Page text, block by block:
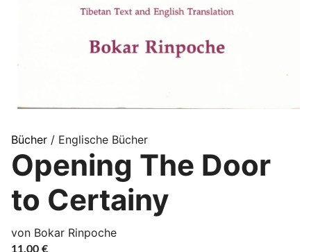
Bücher / Englische Bücher
Opening The Door
to Certainy
von Bokar Rinpoche
11,00 €